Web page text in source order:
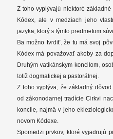
Z toho vyplývajú niektoré
Kódex, ale v medziach jeho
jazyka, ktorý s týmto predmetom
Ba možno tvrdiť, že tu má svoj
Kódex má považovať akoby za
Druhým vatikánskym koncilom,
totiž dogmatickej a pastorálnej.
Z toho vyplýva, že základný
od zákonodarnej tradície Cirkvi
koncile, najmä v jeho
novom Kódexe.
Spomedzi prvkov, ktoré vyjadrujú